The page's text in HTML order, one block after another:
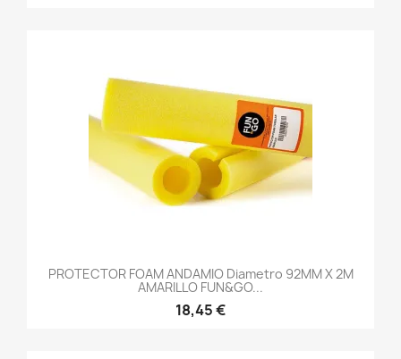
PROTECTOR FOAM ANDAMIO Diametro 92MM X 2M
AMARILLO FUN&GO...
18,45 €